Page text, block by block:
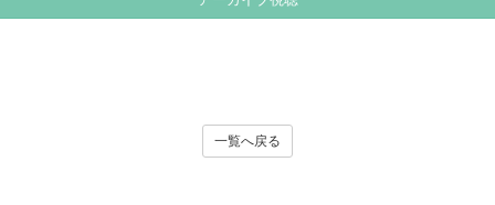
一覧へ戻る